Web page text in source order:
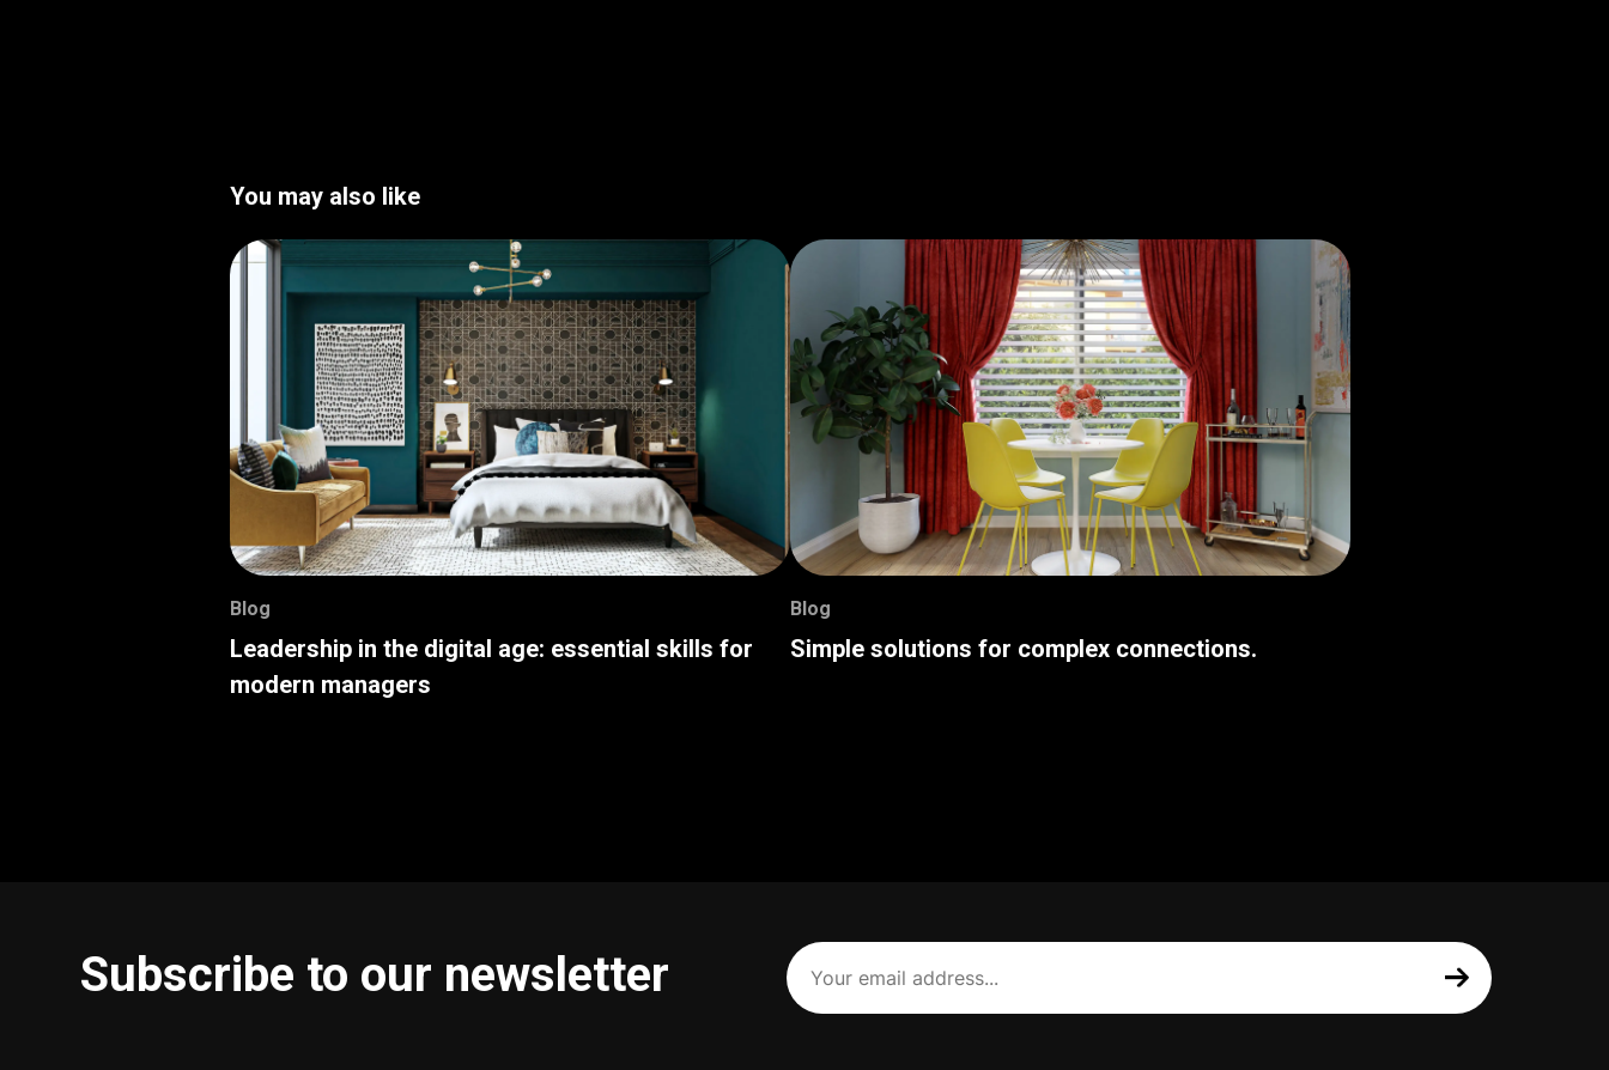
You may also like
Blog
Leadership in the digital age: essential skills for
modern managers
Blog
Simple solutions for complex connections.
Subscribe to our newsletter
Your
email
address
(Required)